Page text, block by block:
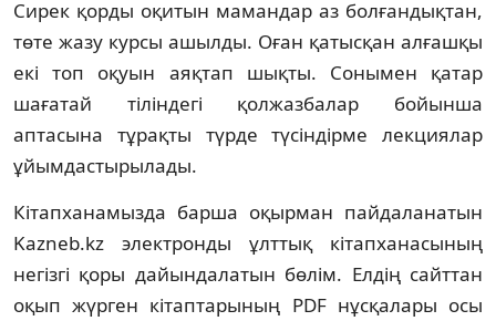
Сирек қорды оқитын мамандар аз болғандықтан,
төте жазу курсы ашылды. Оған қатысқан ал­ғаш­қы
екі топ оқуын аяқтап шықты. Со­ны­мен қатар
шағатай тіліндегі қолжазбалар бойынша
аптасына тұрақты түрде түсіндірме лекциялар
ұйымдастырылады.
Кітапханамызда барша оқырман пай­дала­натын
Kazneb.kz электронды ұлттық кітап­ханасының
негізгі қоры дайындалатын бө­лім. Елдің сайттан
оқып жүрген кітап­та­ры­­ның PDF нұсқалары осы